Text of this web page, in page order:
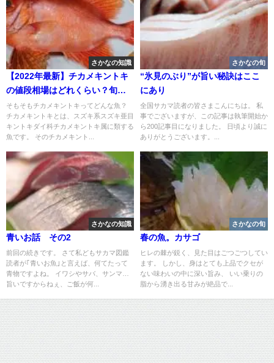
さかなの知識
【2022年最新】チカメキントキ
の値段相場はどれくらい？旬の
時期・人気の調理方法もご紹介
そもそもチカメキントキってどんな魚？
チカメキントキとは、スズキ系スズキ亜目
キントキダイ科チカメキントキ属に類する
魚です。 そのチカメキント...
さかなの旬
“氷見のぶり”が旨い秘訣はここ
にあり
全国サカマ読者の皆さまこんにちは。 私
事でございますが、この記事は執筆開始か
ら200記事目になりました。 日頃より誠に
ありがとうございます。...
さかなの知識
青いお話 その2
前回の続きです。 さて私どもサカマ図鑑
読者が｢青いお魚｣と言えば、何てたって
青物ですよね。 イワシやサバ、サンマ…
旨いですからねぇ、ご飯が何...
さかなの旬
春の魚。カサゴ
ヒレの棘が鋭く、見た目はごつごつしてい
ます。 しかし、身はとても上品でクセが
ない味わいの中に深い旨み、 いい乗りの
脂から湧き出る甘みが絶品で...